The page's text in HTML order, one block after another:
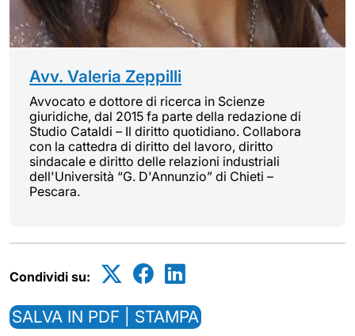
Avv. Valeria Zeppilli
Avvocato e dottore di ricerca in Scienze
giuridiche, dal 2015 fa parte della redazione di
Studio Cataldi – Il diritto quotidiano. Collabora
con la cattedra di diritto del lavoro, diritto
sindacale e diritto delle relazioni industriali
dell'Università “G. D'Annunzio” di Chieti –
Pescara.
Condividi su:
SALVA IN PDF | STAMPA